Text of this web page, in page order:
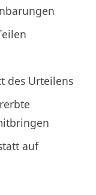
des Urteilens
auf